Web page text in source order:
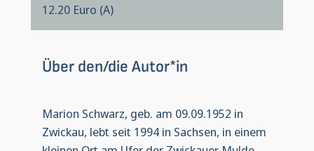
12.20 Euro (A)
Über den/die Autor*in
Marion Schwarz, geb. am 09.09.1952 in
Zwickau, lebt seit 1994 in Sachsen, in einem